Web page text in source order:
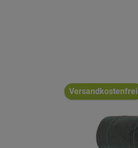
Versandkostenfrei